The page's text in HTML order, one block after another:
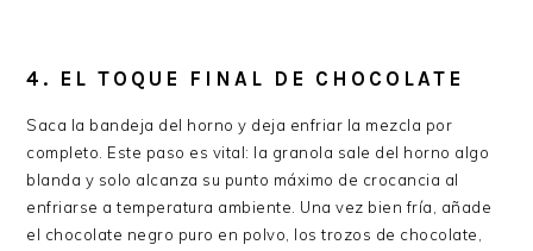
4. EL TOQUE FINAL DE CHOCOLATE
Saca la bandeja del horno y deja enfriar la mezcla por
completo. Este paso es vital: la granola sale del horno algo
blanda y solo alcanza su punto máximo de crocancia al
enfriarse a temperatura ambiente. Una vez bien fría, añade
el chocolate negro puro en polvo, los trozos de chocolate,